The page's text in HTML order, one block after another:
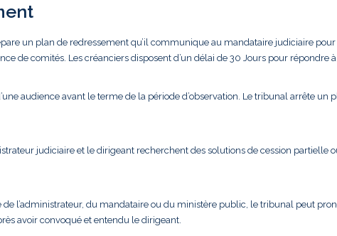
un plan de redressement qu’il communique au mandataire judiciaire pour
de comités. Les créanciers disposent d’un délai de 30 Jours pour répondre à
audience avant le terme de la période d’observation. Le tribunal arrête un
judiciaire et le dirigeant recherchent des solutions de cession partielle
l’administrateur, du mandataire ou du ministère public, le tribunal peut
avoir convoqué et entendu le dirigeant.